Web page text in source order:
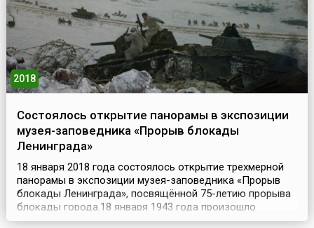
2018
Состоялось открытие панорамы в экспозиции
музея-заповедника «Прорыв блокады
Ленинграда»
18 января 2018 года состоялось открытие трехмерной
панорамы в экспозиции музея-заповедника «Прорыв
блокады Ленинграда», посвящённой 75-летию прорыва
блокады города.18 января 1943 года произошло
знаковое событие в истории Великой Отечественной